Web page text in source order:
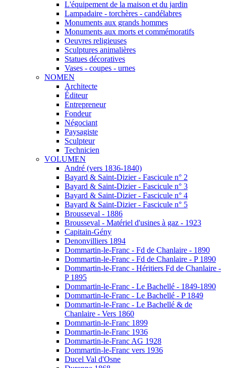
L'équipement de la maison et du jardin
Lampadaire - torchères - candélabres
Monuments aux grands hommes
Monuments aux morts et commémoratifs
Oeuvres religieuses
Sculptures animalières
Statues décoratives
Vases - coupes - urnes
NOMEN
Architecte
Éditeur
Entrepreneur
Fondeur
Négociant
Paysagiste
Sculpteur
Technicien
VOLUMEN
André (vers 1836-1840)
Bayard & Saint-Dizier - Fascicule n° 2
Bayard & Saint-Dizier - Fascicule n° 3
Bayard & Saint-Dizier - Fascicule n° 4
Bayard & Saint-Dizier - Fascicule n° 5
Brousseval - 1886
Brousseval - Matériel d'usines à gaz - 1923
Capitain-Gény
Denonvilliers 1894
Dommartin-le-Franc - Fd de Chanlaire - 1890
Dommartin-le-Franc - Fd de Chanlaire - P 1890
Dommartin-le-Franc - Héritiers Fd de Chanlaire -
P 1895
Dommartin-le-Franc - Le Bachellé - 1849-1890
Dommartin-le-Franc - Le Bachellé - P 1849
Dommartin-le-Franc - Le Bachellé & de
Chanlaire - Vers 1860
Dommartin-le-Franc 1899
Dommartin-le-Franc 1936
Dommartin-le-Franc AG 1928
Dommartin-le-Franc vers 1936
Ducel Val d'Osne